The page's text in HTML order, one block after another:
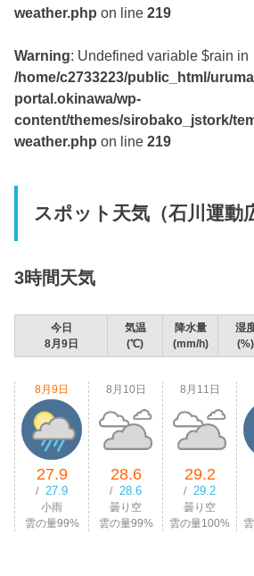
weather.php on line219
Warning: Undefined variable $rain in
/home/c2733223/public_html/
portal.okinawa/wp-
content/themes/sirobako_jstork/
weather.php on line219
スポット天気（石川運動
3時間天気
今日
8月9日
気温
(℃)
降水量
(mm/h)
湿
(%)
8月9日
27.9
/ 27.9
小雨
雲の量99%
8月10日
28.6
/ 28.6
曇り空
雲の量99%
8月11日
29.2
/ 29.2
曇り空
雲の量100%